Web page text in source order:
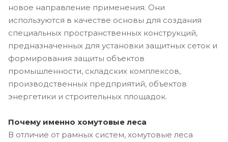
новое направление применения. Они
используются в качестве основы для создания
специальных пространственных конструкций,
предназначенных для установки защитных сеток и
формирования защиты объектов
промышленности, складских комплексов,
производственных предприятий, объектов
энергетики и строительных площадок.
Почему именно хомутовые леса
В отличие от рамных систем, хомутовые леса